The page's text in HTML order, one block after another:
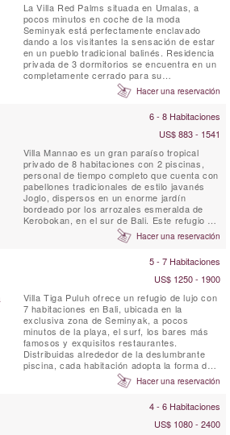
La Villa Red Palms situada en Umalas, a
pocos minutos en coche de la moda
Seminyak está perfectamente enclavado
dando a los visitantes la sensación de estar
en un pueblo tradicional balinés. Residencia
privada de 3 dormitorios se encuentra en un
completamente cerrado para su
conveniencia y complejo de seguridad. Las
tres suites de la villa disponen de baño y un
disponibles en todas las habitaciones y
Hacer una reservación
6 - 8 Habitaciones
US$ 883 - 1541
Villa Mannao es un gran paraíso tropical
privado de 8 habitaciones con 2 piscinas,
personal de tiempo completo que cuenta con
pabellones tradicionales de estilo javanés
Joglo, dispersos en un enorme jardín
bordeado por los arrozales esmeralda de
Kerobokan, en el sur de Bali. Este refugio de
vacaciones está diseñado para familias
numerosas o grupos de amigos que desean
cerca del destino turístico más moderno y
Hacer una reservación
5 - 7 Habitaciones
US$ 1250 - 1900
Villa Tiga Puluh ofrece un refugio de lujo con
7 habitaciones en Bali, ubicada en la
exclusiva zona de Seminyak, a pocos
minutos de la playa, el surf, los bares más
famosos y exquisitos restaurantes.
Distribuidas alrededor de la deslumbrante
piscina, cada habitación adopta la forma de
un bungalow privado, proporcionando el
equilibrio perfecto entre momentos en grupo
una cena espectacular en casa preparada
Hacer una reservación
4 - 6 Habitaciones
US$ 1080 - 2400